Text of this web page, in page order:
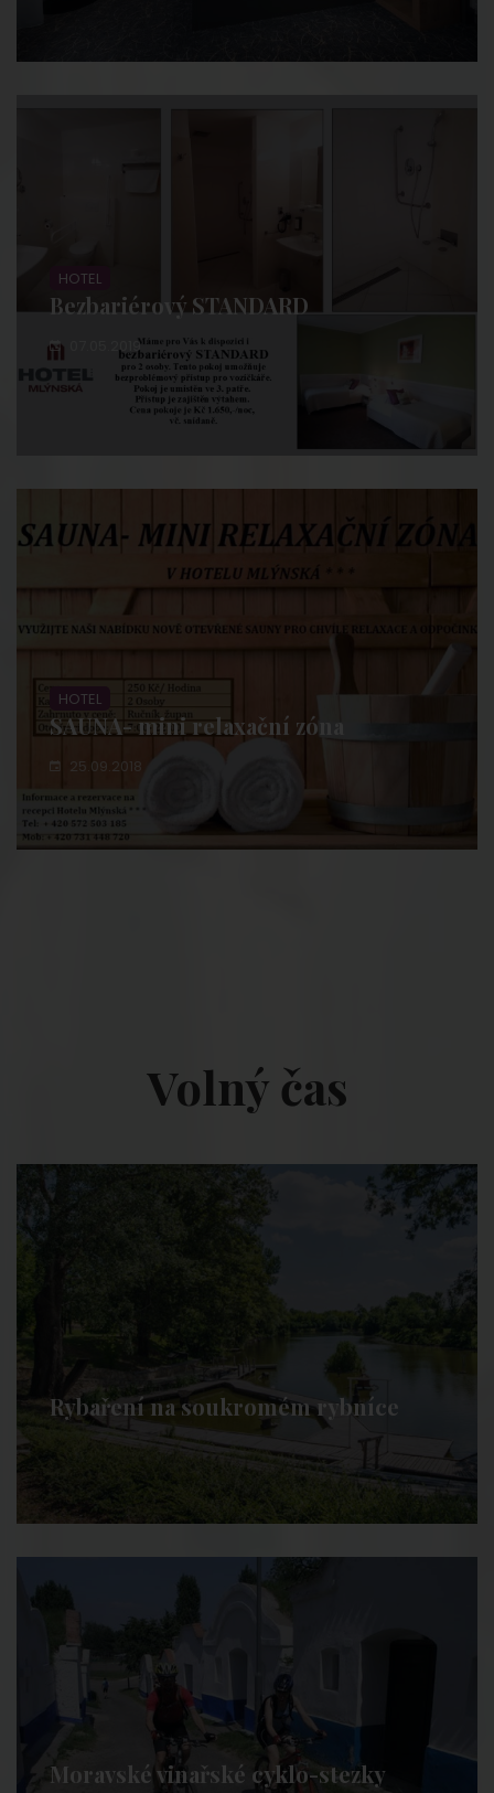
HOTEL
Bezbariérový STANDARD
07.05.2019
HOTEL
SAUNA- mini relaxační zóna
25.09.2018
Volný čas
Rybaření na soukromém rybníce
Moravské vinařské cyklo-stezky